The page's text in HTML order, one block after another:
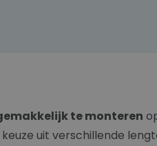
te monteren
uit verschillende